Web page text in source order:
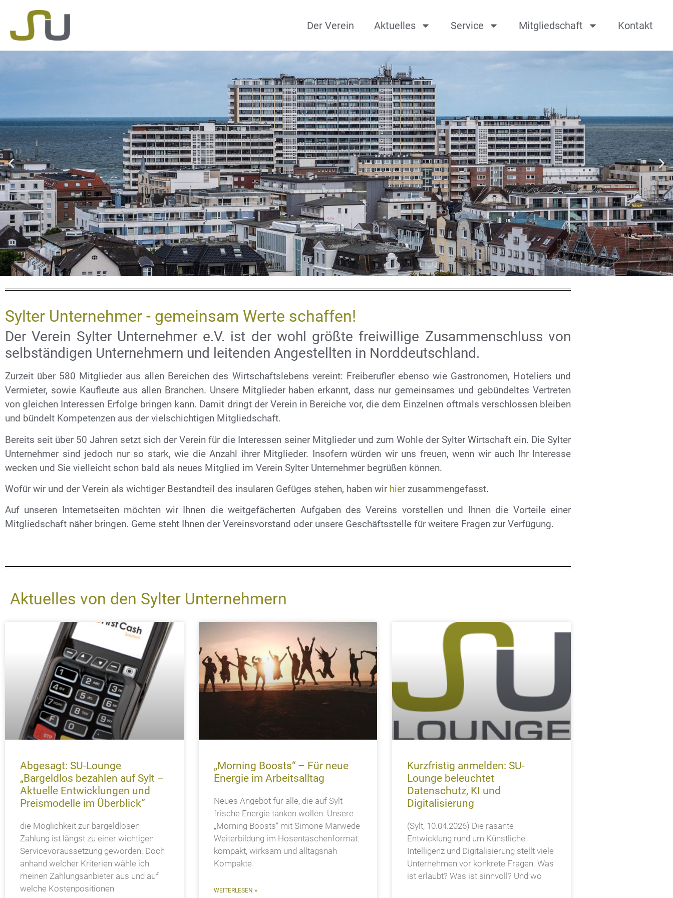
Der Verein Aktuelles Service Mitgliedschaft Kontakt
Immobiliennutzung
auf Sylt
Hinweise zu Nutzungskontrollen und
Beherbergungskonzept
Sylter Unternehmer - gemeinsam Werte schaffen!
Der Verein Sylter Unternehmer e.V. ist der wohl größte freiwillige Zusammenschluss von
selbständigen Unternehmern und leitenden Angestellten in Norddeutschland.
Zurzeit über 580 Mitglieder aus allen Bereichen des Wirtschaftslebens vereint: Freiberufler ebenso wie Gastronomen, Hoteliers und
Vermieter, sowie Kaufleute aus allen Branchen. Unsere Mitglieder haben erkannt, dass nur gemeinsames und gebündeltes Vertreten
von gleichen Interessen Erfolge bringen kann. Damit dringt der Verein in Bereiche vor, die dem Einzelnen oftmals verschlossen bleiben
und bündelt Kompetenzen aus der vielschichtigen Mitgliedschaft.
Bereits seit über 50 Jahren setzt sich der Verein für die Interessen seiner Mitglieder und zum Wohle der Sylter Wirtschaft ein. Die Sylter
Unternehmer sind jedoch nur so stark, wie die Anzahl ihrer Mitglieder. Insofern würden wir uns freuen, wenn wir auch Ihr Interesse
wecken und Sie vielleicht schon bald als neues Mitglied im Verein Sylter Unternehmer begrüßen können.
Wofür wir und der Verein als wichtiger Bestandteil des insularen Gefüges stehen, haben wir hierzusammengefasst.
Auf unseren Internetseiten möchten wir Ihnen die weitgefächerten Aufgaben des Vereins vorstellen und Ihnen die Vorteile einer
Mitgliedschaft näher bringen. Gerne steht Ihnen der Vereinsvorstand oder unsere Geschäftsstelle für weitere Fragen zur Verfügung.
Aktuelles von den Sylter Unternehmern
Abgesagt: SU-Lounge
„Bargeldlos bezahlen auf Sylt –
Aktuelle Entwicklungen und
Preismodelle im Überblick“
die Möglichkeit zur bargeldlosen
Zahlung ist längst zu einer wichtigen
Servicevoraussetzung geworden. Doch
anhand welcher Kriterien wähle ich
meinen Zahlungsanbieter aus und auf
welche Kostenpositionen
„Morning Boosts“ – Für neue
Energie im Arbeitsalltag
Neues Angebot für alle, die auf Sylt
frische Energie tanken wollen: Unsere
„Morning Boosts“ mit Simone Marwede
Weiterbildung im Hosentaschenformat:
kompakt, wirksam und alltagsnah
Kompakte
WEITERLESEN »
Kurzfristig anmelden: SU-
Lounge beleuchtet
Datenschutz, KI und
Digitalisierung
(Sylt, 10.04.2026) Die rasante
Entwicklung rund um Künstliche
Intelligenz und Digitalisierung stellt viele
Unternehmen vor konkrete Fragen: Was
ist erlaubt? Was ist sinnvoll? Und wo